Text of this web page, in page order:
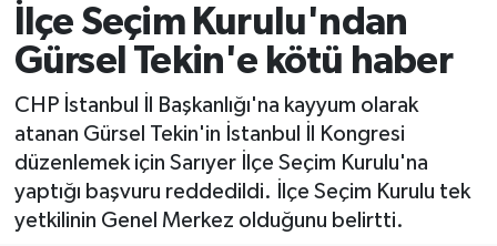
İlçe Seçim Kurulu'ndan
Gürsel Tekin'e kötü haber
CHP İstanbul İl Başkanlığı'na kayyum olarak
atanan Gürsel Tekin'in İstanbul İl Kongresi
düzenlemek için Sarıyer İlçe Seçim Kurulu'na
yaptığı başvuru reddedildi. İlçe Seçim Kurulu tek
yetkilinin Genel Merkez olduğunu belirtti.
Son Dakika Haberleri
Haber Arşivi